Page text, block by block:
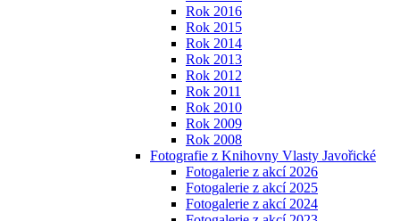
Rok 2016
Rok 2015
Rok 2014
Rok 2013
Rok 2012
Rok 2011
Rok 2010
Rok 2009
Rok 2008
Fotografie z Knihovny Vlasty Javořické
Fotogalerie z akcí 2026
Fotogalerie z akcí 2025
Fotogalerie z akcí 2024